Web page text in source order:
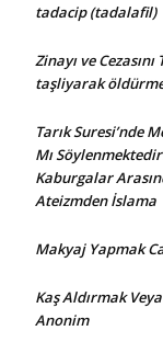
tadacip (tadalafil)
Zinayı ve
taşliyarak
Tarık Suresi’nde
Mı
Kaburgalar
Ateizmden İslama
Makyaj Yapmak
Kaş Aldırmak
Anonim